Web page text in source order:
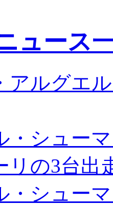
ュース
アルグエ
・シュー
リの3台出
・シュー